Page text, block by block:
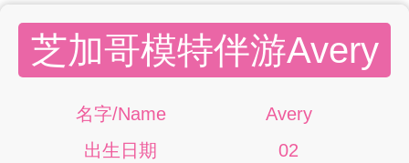
芝加哥模特伴游Avery
名字/Name
Avery
出生日期
02